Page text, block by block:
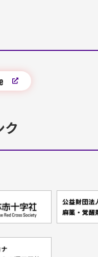
ク